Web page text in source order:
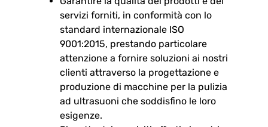
servizi forniti, in conformità con lo
standard internazionale ISO
9001:2015, prestando particolare
attenzione a fornire soluzioni ai nostri
clienti attraverso la progettazione e
produzione di macchine per la pulizia
ad ultrasuoni che soddisfino le loro
esigenze.